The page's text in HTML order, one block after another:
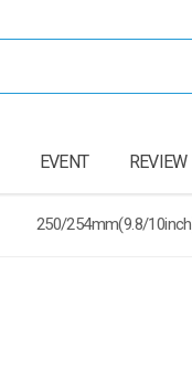
EVENT REVIEW